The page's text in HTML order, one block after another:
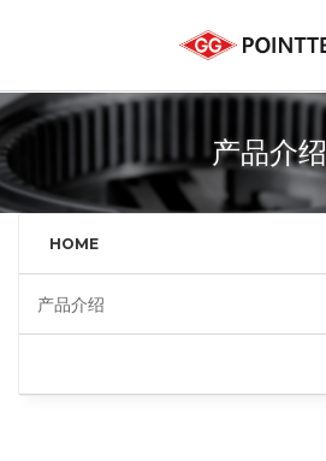
产品介绍
HOME
产品介绍
高精度回转顶尖(BS)